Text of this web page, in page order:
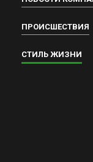
ПРОИСШЕСТВИЯ
СТИЛЬ ЖИЗНИ